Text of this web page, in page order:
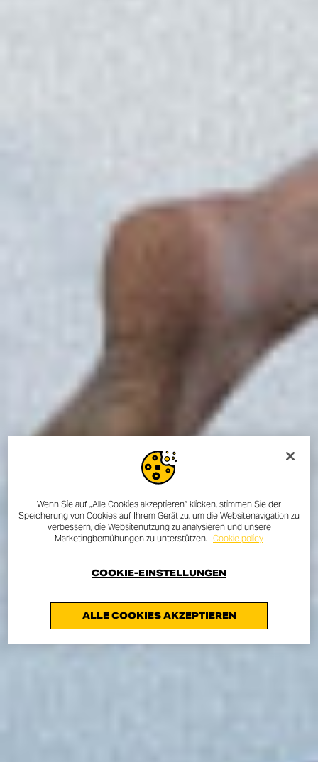
Wenn Sie auf „Alle Cookies akzeptieren“ klicken, stimmen Sie der
Speicherung von Cookies auf Ihrem Gerät zu, um die Websitenavigation zu
verbessern, die Websitenutzung zu analysieren und unsere
Marketingbemühungen zu unterstützen. Cookie policy
ALLE COOKIES AKZEPTIEREN
COOKIE-EINSTELLUNGEN